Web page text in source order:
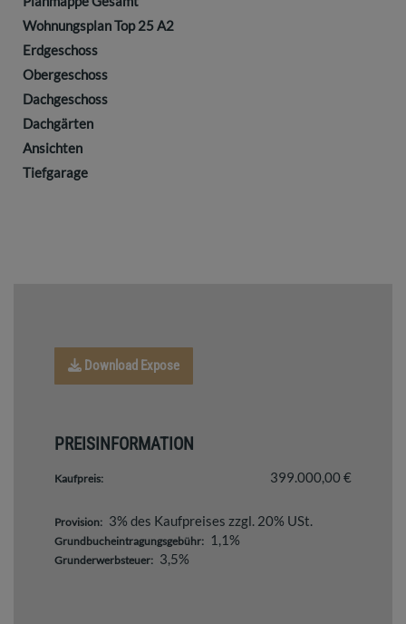
Wohnungsplan Top 25 A2
Erdgeschoss
Obergeschoss
Dachgeschoss
Dachgärten
Ansichten
Tiefgarage
Download Expose
PREISINFORMATION
Kaufpreis: 399.000,00 €
Provision: 3% des Kaufpreises zzgl. 20% USt.
Grundbucheintragungsgebühr: 1,1%
Grunderwerbsteuer: 3,5%